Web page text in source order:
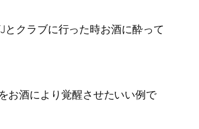
とクラブに行った時お酒に酔って
お酒により覚醒させたいい例で